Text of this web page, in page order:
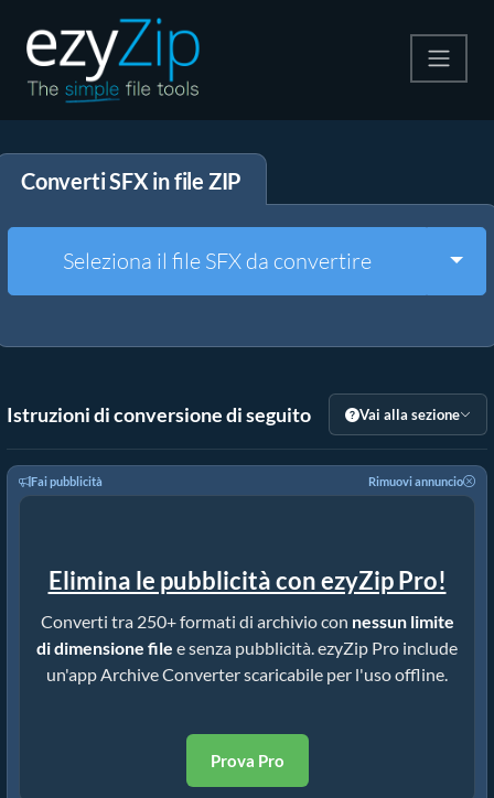
Decomprimi
Altri strumenti
Converti SFX in file ZIP
Seleziona il file SFX da convertire
Istruzioni di conversione di seguito Vai alla sezione
Fai pubblicità Rimuovi annuncio
Elimina le pubblicità con ezyZip Pro!
Converti tra 250+ formati di archivio con nessun limite
di dimensione file e senza pubblicità. ezyZip Pro include
un'app Archive Converter scaricabile per l'uso offline.
Prova Pro